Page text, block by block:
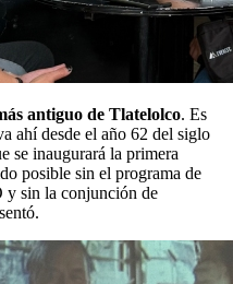
antiguo de Tlatelolco. Es
ahí desde el año 62 del siglo
se inaugurará la primera
posible sin el programa de
y sin la conjunción de